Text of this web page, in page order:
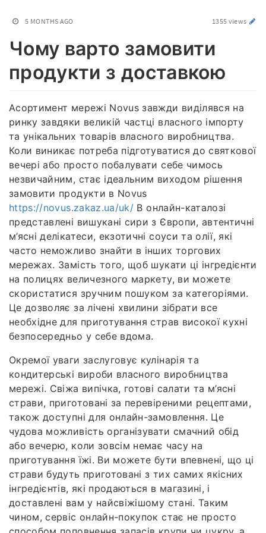
5 MONTHS AGO 1355 views
Чому варто замовити
продукти з доставкою
Асортимент мережі Novus завжди виділявся на
ринку завдяки великій частці власного імпорту
та унікальних товарів власного виробництва.
Коли виникає потреба підготуватися до святкової
вечері або просто побалувати себе чимось
незвичайним, стає ідеальним виходом рішення
замовити продукти в Novus
https://novus.zakaz.ua/uk/ В онлайн-каталозі
представлені вишукані сири з Європи, автентичні
м’ясні делікатеси, екзотичні соуси та олії, які
часто неможливо знайти в інших торгових
мережах. Замість того, щоб шукати ці інгредієнти
на полицях величезного маркету, ви можете
скористатися зручним пошуком за категоріями.
Це дозволяє за лічені хвилини зібрати все
необхідне для приготування страв високої кухні
безпосередньо у себе вдома.
Окремої уваги заслуговує кулінарія та
кондитерські вироби власного виробництва
мережі. Свіжа випічка, готові салати та м’ясні
страви, приготовані за перевіреними рецептами,
також доступні для онлайн-замовлення. Це
чудова можливість організувати смачний обід
або вечерю, коли зовсім немає часу на
приготування їжі. Ви можете бути впевнені, що ці
страви будуть приготовані з тих самих якісних
інгредієнтів, які продаються в магазині, і
доставлені вам у найсвіжішому стані. Таким
чином, сервіс онлайн-покупок стає не просто